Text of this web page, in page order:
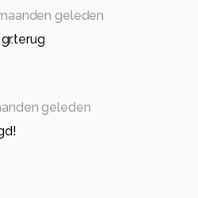
geleden
geleden